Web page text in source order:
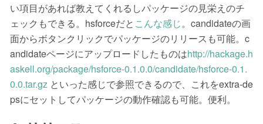
い項目があれば教えてくれるしパッケージの見栄えのチ
ェックもできる。hsforceだと こんな感じ。candidateの画
面からボタンクリックでパッケージのリリースも可能。c
andidateページにアップロードしたものはhttp://hackage.h
askell.org/package/hsforce-0.1.0.0/candidate/hsforce-0.1.
0.0.tar.gz といった感じで参照できるので、これをextra-de
psにセットしてパッケージの動作確認も可能。便利。